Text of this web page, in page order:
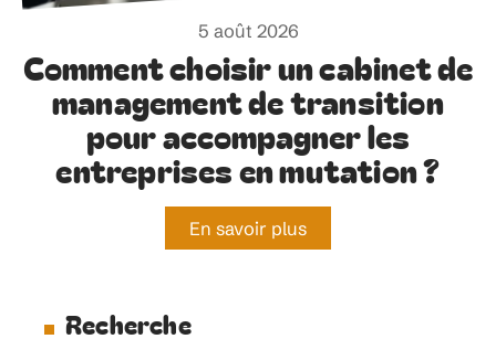
5 août 2026
Comment choisir un cabinet de
management de transition
pour accompagner les
entreprises en mutation ?
En savoir plus
Recherche